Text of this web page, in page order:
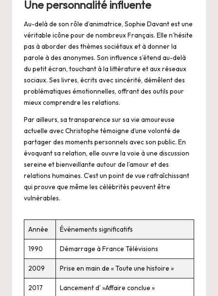
Une personnalité influente
Au-delà de son rôle d’animatrice, Sophie Davant est une
véritable icône pour de nombreux Français. Elle n’hésite
pas à aborder des thèmes sociétaux et à donner la
parole à des anonymes. Son influence s’étend au-delà
du petit écran, touchant à la littérature et aux réseaux
sociaux. Ses livres, écrits avec sincérité, démêlent des
problématiques émotionnelles, offrant des outils pour
mieux comprendre les relations.
Par ailleurs, sa transparence sur sa vie amoureuse
actuelle avec Christophe témoigne d’une volonté de
partager des moments personnels avec son public. En
évoquant sa relation, elle ouvre la voie à une discussion
sereine et bienveillante autour de l’amour et des
relations humaines. C’est un point de vue rafraîchissant
qui prouve que même les célébrités peuvent être
vulnérables.
Année Événements significatifs
1990 Démarrage à France Télévisions
2009 Prise en main de « Toute une histoire »
2017 Lancement d’ »Affaire conclue »